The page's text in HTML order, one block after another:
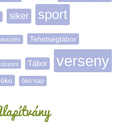
siker sport
Tehetségtábor
Tábor verseny
öko öko nap